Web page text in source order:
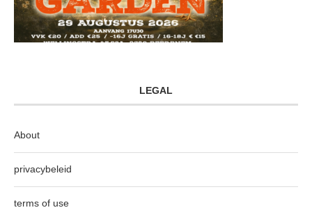
LEGAL
About
privacybeleid
terms of use